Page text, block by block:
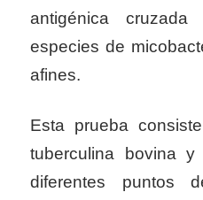
antigénica
especies de
afines.
Esta prueba
tuberculina bovina
diferentes